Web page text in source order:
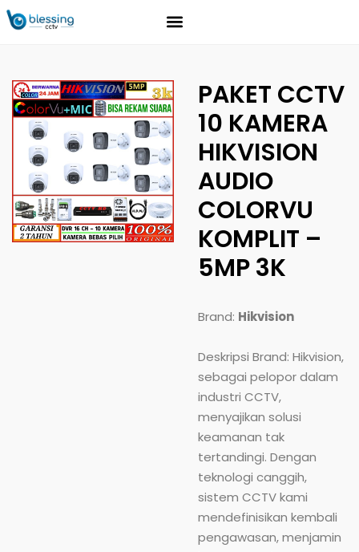
PAKET CCTV
10 KAMERA
HIKVISION
AUDIO
COLORVU
KOMPLIT –
5MP 3K
Brand: Hikvision
Deskripsi Brand: Hikvision,
sebagai pelopor dalam
industri CCTV,
menyajikan solusi
keamanan tak
tertandingi. Dengan
teknologi canggih,
sistem CCTV kami
mendefinisikan kembali
pengawasan, menjamin